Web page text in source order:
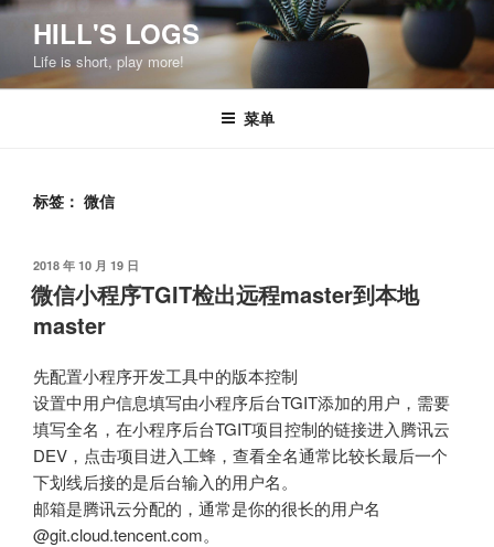
跳
容
HILL'S LOGS
Life is short, play more!
菜单
标签： 微信
发
布
于
2018 年 10 月 19 日
微信小程序TGIT检出远程master到本地
master
先配置小程序开发工具中的版本控制
设置中用户信息填写由小程序后台TGIT添加的用户，需要
填写全名，在小程序后台TGIT项目控制的链接进入腾讯云
DEV，点击项目进入工蜂，查看全名通常比较长最后一个
下划线后接的是后台输入的用户名。
邮箱是腾讯云分配的，通常是你的很长的用户名
@git.cloud.tencent.com。